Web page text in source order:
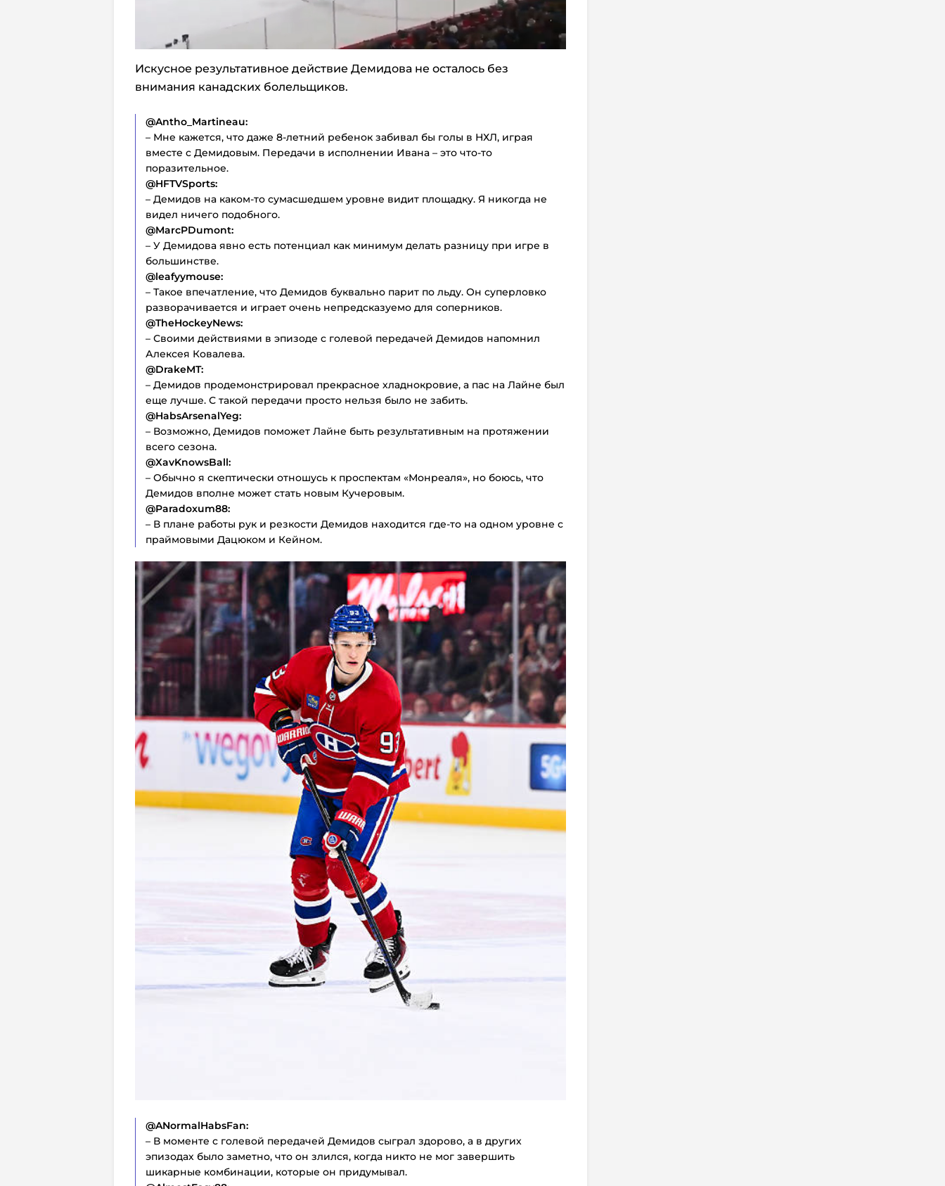
Искусное результативное действие Демидова не осталось без
внимания канадских болельщиков.
@Antho_Martineau:
– Мне кажется, что даже 8-летний ребенок забивал бы голы в НХЛ, играя
вместе с Демидовым. Передачи в исполнении Ивана – это что-то
поразительное.
@HFTVSports:
– Демидов на каком-то сумасшедшем уровне видит площадку. Я никогда не
видел ничего подобного.
@MarcPDumont:
– У Демидова явно есть потенциал как минимум делать разницу при игре в
большинстве.
@leafyymouse:
– Такое впечатление, что Демидов буквально парит по льду. Он суперловко
разворачивается и играет очень непредсказуемо для соперников.
@TheHockeyNews:
– Своими действиями в эпизоде с голевой передачей Демидов напомнил
Алексея Ковалева.
@DrakeMT:
– Демидов продемонстрировал прекрасное хладнокровие, а пас на Лайне был
еще лучше. С такой передачи просто нельзя было не забить.
@HabsArsenalYeg:
– Возможно, Демидов поможет Лайне быть результативным на протяжении
всего сезона.
@XavKnowsBall:
– Обычно я скептически отношусь к проспектам «Монреаля», но боюсь, что
Демидов вполне может стать новым Кучеровым.
@Paradoxum88:
– В плане работы рук и резкости Демидов находится где-то на одном уровне с
праймовыми Дацюком и Кейном.
@ANormalHabsFan:
– В моменте с голевой передачей Демидов сыграл здорово, а в других
эпизодах было заметно, что он злился, когда никто не мог завершить
шикарные комбинации, которые он придумывал.